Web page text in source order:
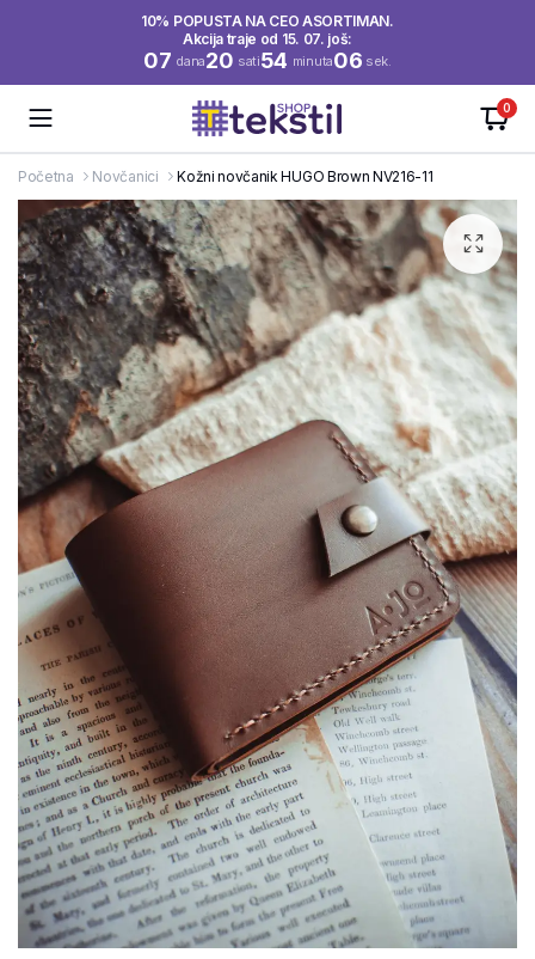
10% POPUSTA NA CEO ASORTIMAN.
Akcija traje od 15. 07. još:
07 dana20 sati54 minuta06 sek.
0
Početna Novčanici Kožni novčanik HUGO Brown NV216-11